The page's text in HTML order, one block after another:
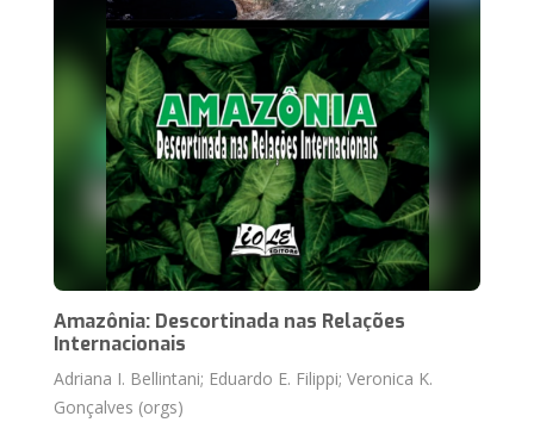
Amazônia: Descortinada nas Relações
Internacionais
Adriana I. Bellintani; Eduardo E. Filippi; Veronica K.
Gonçalves (orgs)